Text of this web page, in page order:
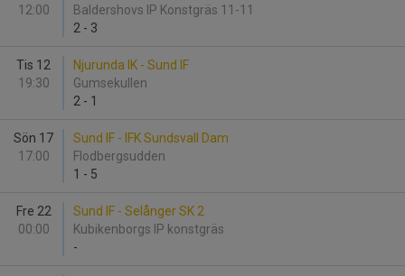
12:00
Baldershovs IP Konstgräs 11-11
2 - 3
Tis 12
19:30
Njurunda IK - Sund IF
Gumsekullen
2 - 1
Sön 17
17:00
Sund IF - IFK Sundsvall Dam
Flodbergsudden
1 - 5
Fre 22
00:00
Sund IF - Selånger SK 2
Kubikenborgs IP konstgräs
-